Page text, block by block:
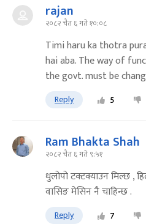
rajan
२०८२ चैत ६ गते १०:०८
Timi haru ka thotra
hai aba. The way of
the govt. must be
Reply 5
Ram Bhakta Shah
२०८२ चैत ६ गते ९:५१
धुलोपो टक्टक्याउन मिल्छ ,
वासिङ मेसिन नै चाहिन्छ .
Reply 7